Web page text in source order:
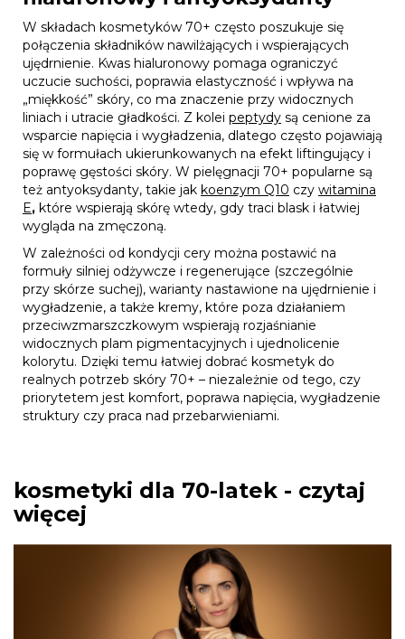
W składach kosmetyków 70+ często poszukuje się
połączenia składników nawilżających i wspierających
ujędrnienie. Kwas hialuronowy pomaga ograniczyć
uczucie suchości, poprawia elastyczność i wpływa na
„miękkość” skóry, co ma znaczenie przy widocznych
liniach i utracie gładkości. Z kolei peptydy są cenione za
wsparcie napięcia i wygładzenia, dlatego często pojawiają
się w formułach ukierunkowanych na efekt liftingujący i
poprawę gęstości skóry. W pielęgnacji 70+ popularne są
też antyoksydanty, takie jak koenzym Q10 czy witamina
E, które wspierają skórę wtedy, gdy traci blask i łatwiej
wygląda na zmęczoną.
W zależności od kondycji cery można postawić na
formuły silniej odżywcze i regenerujące (szczególnie
przy skórze suchej), warianty nastawione na ujędrnienie i
wygładzenie, a także kremy, które poza działaniem
przeciwzmarszczkowym wspierają rozjaśnianie
widocznych plam pigmentacyjnych i ujednolicenie
kolorytu. Dzięki temu łatwiej dobrać kosmetyk do
realnych potrzeb skóry 70+ – niezależnie od tego, czy
priorytetem jest komfort, poprawa napięcia, wygładzenie
struktury czy praca nad przebarwieniami.
kosmetyki dla 70-latek - czytaj
więcej